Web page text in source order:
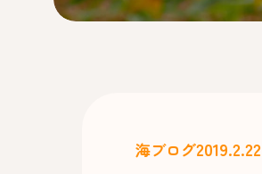
海ブログ2019.2.22